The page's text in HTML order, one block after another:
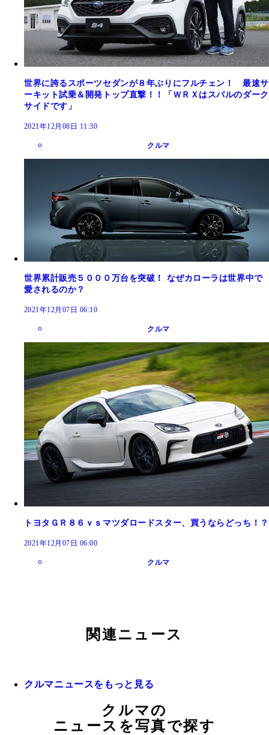
世界に誇るスポーツセダンが８年ぶりにフルチェン！ 最速サ
ーキット試乗＆開発トップ直撃！！「ＷＲＸはスバルのダーク
サイドです」
2021年12月08日 11:30
クルマ
世界累計販売５０００万台を突破！ なぜカローラは世界中で
愛されるのか？
2021年12月07日 06:10
クルマ
トヨタＧＲ８６ｖｓマツダロードスター、買うならどっち！？
2021年12月07日 06:00
クルマ
関連ニュース
クルマニュースをもっと見る
クルマの
ニュースを写真で探す